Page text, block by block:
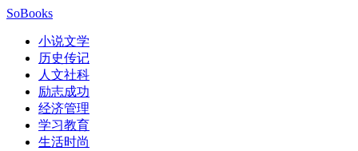
SoBooks
小说文学
历史传记
人文社科
励志成功
经济管理
学习教育
生活时尚